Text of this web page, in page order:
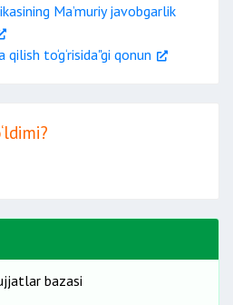
Ma’muriy javobgarlik
to‘g‘risida"gi qonun
bazasi